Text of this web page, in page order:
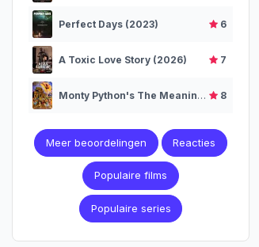
Perfect Days (2023) 6
A Toxic Love Story (2026) 7
Monty Python's The Meaning of Life (1983) 8
Meer beoordelingen Reacties
Populaire films
Populaire series